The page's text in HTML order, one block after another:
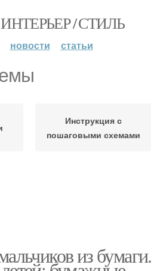
/ СТИЛЬ
новости статьи
Инструкция с
пошаговыми схемами
из бумаги.